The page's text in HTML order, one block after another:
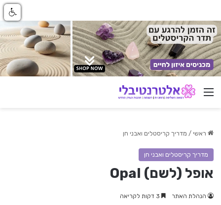
ניווט באתר
ראשי / מדריך קריסטלים ואבני חן
מדריך קריסטלים ואבני חן
אופל (לשם) Opal
הנהלת האתר